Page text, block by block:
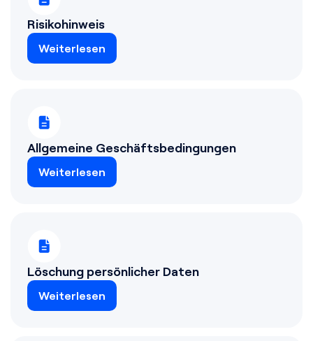
Risikohinweis
Weiterlesen
Allgemeine Geschäftsbedingungen
Weiterlesen
Löschung persönlicher Daten
Weiterlesen